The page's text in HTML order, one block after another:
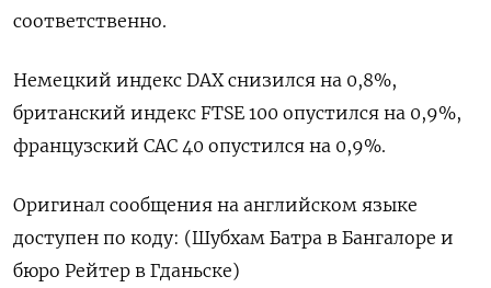
соответственно.
Немецкий индекс DAX снизился на 0,8%,
британский индекс FTSE 100 опустился на 0,9%,
французский CAC 40 опустился на 0,9%.
Оригинал сообщения на английском языке
доступен по коду: (Шубхам Батра в Бангалоре и
бюро Рейтер в Гданьске)